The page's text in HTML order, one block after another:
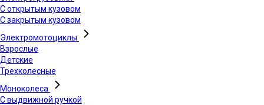
С открытым кузовом
С закрытым кузовом
Электромотоциклы
Взрослые
Детские
Трехколесные
Моноколеса
С выдвижной ручкой